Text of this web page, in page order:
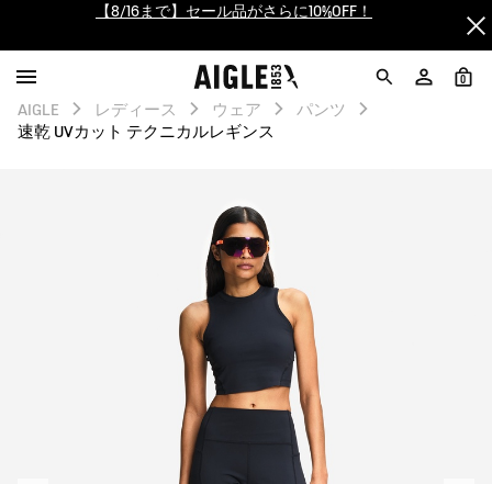
ログイン/会員登録で送料＆返品無料
AIGLE CLUB ポイントサービス終了のお知らせ
【最大50%OFF】FINAL SALEがスタート！
ログイン/会員登録で送料＆返品無料
AIGLE CLUB ポイントサービス終了のお知らせ
0
AIGLE レディース ウェア
パンツ
速乾 UVカット テクニカルレギンス